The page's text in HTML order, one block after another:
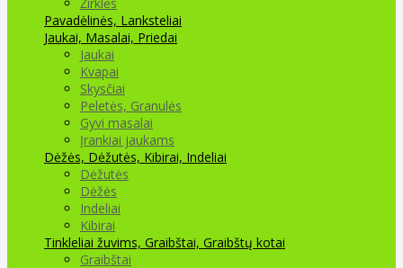
Pavadėlinės, Lanksteliai
Jaukai, Masalai, Priedai
Jaukai
Kvapai
Skysčiai
Peletės, Granulės
Gyvi masalai
Įrankiai jaukams
Dėžės, Dėžutės, Kibirai, Indeliai
Dėžutės
Dėžės
Indeliai
Kibirai
Tinkleliai žuvims, Graibštai, Graibštų kotai
Graibštai